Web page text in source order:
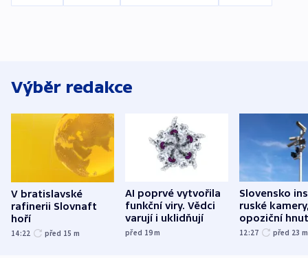
Výběr redakce
V bratislavské
rafinerii Slovnaft
hoří
14:22 před 15 m
AI poprvé vytvořila
funkční viry. Vědci
varují i uklidňují
před 19m
Slovensko
ruské
opoziční
12:27 před 23 m